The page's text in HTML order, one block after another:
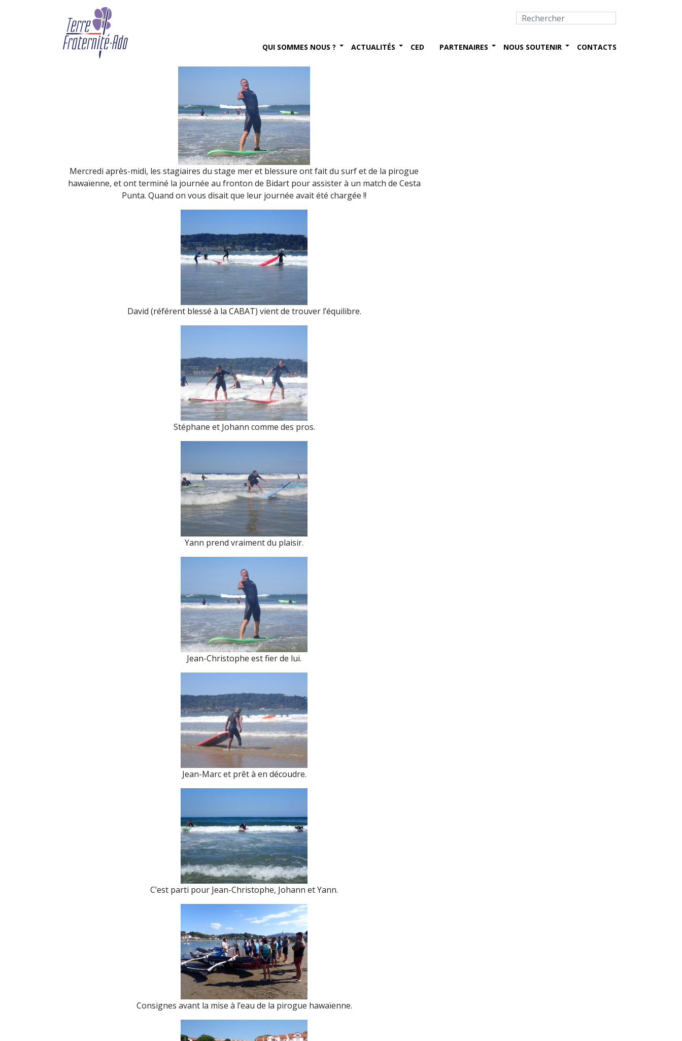
QUI SOMMES NOUS ? ACTUALITÉS CED PARTENAIRES NOUS SOUTENIR CONTACTS
SMB – mercredi après-midi (15 septembre 2017)
By Terre Fraternité, 17th septembre 2017
Mercredi après-midi, les stagiaires du stage mer et blessure ont fait du surf et de la pirogue
hawaïenne, et ont terminé la journée au fronton de Bidart pour assister à un match de Cesta
Punta. Quand on vous disait que leur journée avait été chargée !!
David (référent blessé à la CABAT) vient de trouver l’équilibre.
Stéphane et Johann comme des pros.
Yann prend vraiment du plaisir.
Jean-Christophe est fier de lui.
Jean-Marc et prêt à en découdre.
C’est parti pour Jean-Christophe, Johann et Yann.
Consignes avant la mise à l’eau de la pirogue hawaïenne.